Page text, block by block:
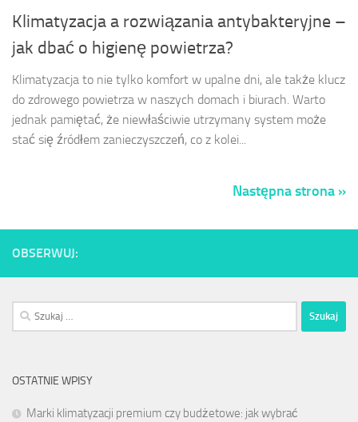
Klimatyzacja a rozwiązania antybakteryjne –
jak dbać o higienę powietrza?
Klimatyzacja to nie tylko komfort w upalne dni, ale także klucz
do zdrowego powietrza w naszych domach i biurach. Warto
jednak pamiętać, że niewłaściwie utrzymany system może
stać się źródłem zanieczyszczeń, co z kolei...
Następna strona »
OBSERWUJ:
Szukaj:
OSTATNIE WPISY
Marki klimatyzacji premium czy budżetowe: jak wybrać